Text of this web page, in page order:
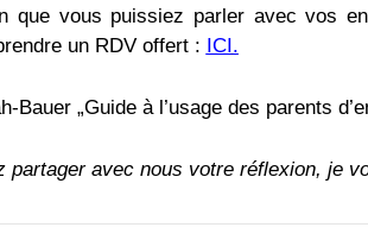
que vous puissiez parler avec vos
un RDV offert : ICI.
Bauer „Guide à l’usage des parents
partager avec nous votre réflexion, je